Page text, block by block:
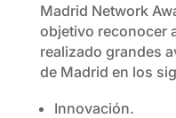
Madrid Network
objetivo reconocer
realizado grandes
de Madrid en los
Innovación.